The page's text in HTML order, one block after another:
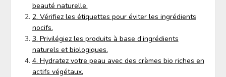
beauté naturelle.
2. Vérifiez les étiquettes pour éviter les ingrédients
nocifs.
3. Privilégiez les produits à base d’ingrédients
naturels et biologiques.
4. Hydratez votre peau avec des crèmes bio riches en
actifs végétaux.